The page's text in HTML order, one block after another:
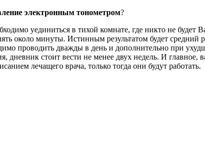
электронным тонометром?
уединиться в тихой комнате, где никто не будет
около минуты. Истинным результатом будет средний
проводить дважды в день и дополнительно при
дневник стоит вести не менее двух недель. И
лечащего врача, только тогда они будут работать.